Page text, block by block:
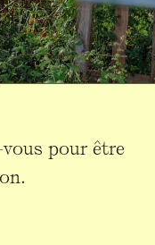
pour être